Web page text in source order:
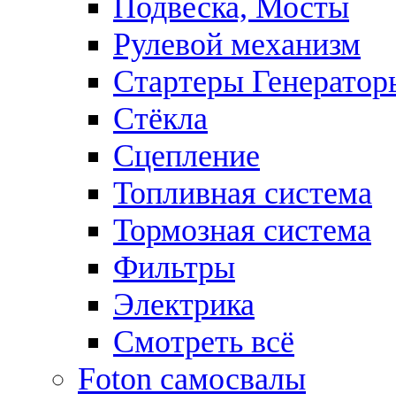
Подвеска, Мосты
Рулевой механизм
Стартеры
Стёкла
Сцепление
Топливная система
Тормозная система
Фильтры
Электрика
Смотреть всё
Foton самосвалы